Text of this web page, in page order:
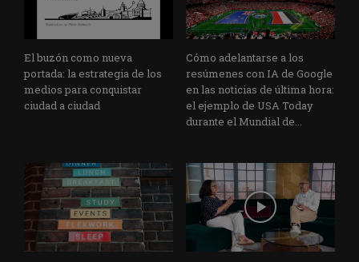
El buzón como nueva
portada: la estrategia de los
medios para conquistar
ciudad a ciudad
Cómo adelantarse a los
resúmenes con IA de Google
en las noticias de última hora:
el ejemplo de USA Today
durante el Mundial de...